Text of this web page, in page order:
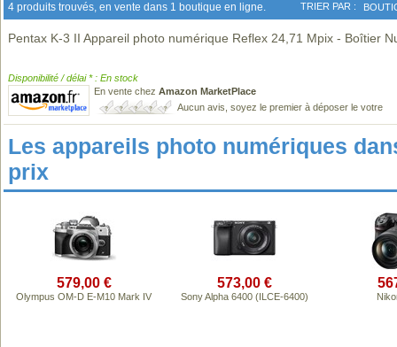
4 produits trouvés, en vente dans 1 boutique en ligne. TRIER PAR :
Pentax K-3 II Appareil photo numérique Reflex 24,71 Mpix - Boîtier
Disponibilité / délai * : En stock
En vente chez Amazon MarketPlace
Aucun avis, soyez le premier à déposer le votre
Les appareils photo numériques
prix
579,00 €
Olympus OM-D E-M10 Mark IV
573,00 €
Sony Alpha 6400 (ILCE-6400)